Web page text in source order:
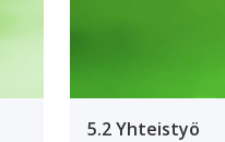
5.2 Yhteistyö